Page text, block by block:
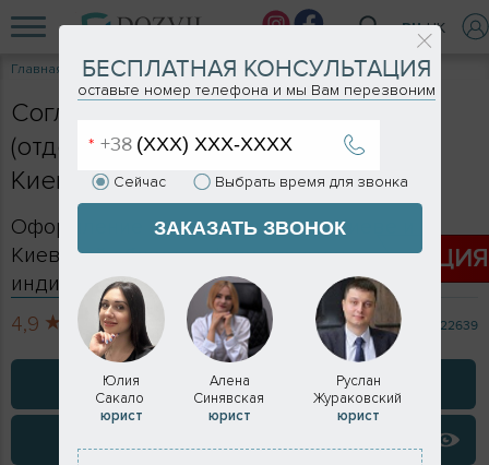
RU UK
Главная Услуги Узаконить входную группу
ЗАКАЗАТЬ КОНСУЛЬТАЦИЮ
Согласование входной группы
(отдельного входа) в Киеве и
Киевской области в 2026 году
Оформление входной группы в Киеве и
Киевской области - формируется
индивидуально
4,9
713 отзывов 122639
АКЦИЯ
БЕСПЛАТНАЯ КОНСУЛЬТАЦИЯ
оставьте номер телефона и мы Вам перезвоним
Сейчас Выбрать время для звонка
ЗАКАЗАТЬ ЗВОНОК
Юлия
Сакало
юрист
Алена
Синявская
юрист
Руслан
Жураковский
юрист